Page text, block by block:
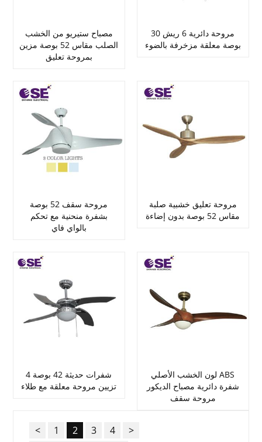
مصباح ستيريو من الخشب
الصلب مقاس 52 بوصة مزين
بمروحة تعليق
مروحة دائرية 6 ريش 30
بوصة معلقة مزخرفة بالضوء
مروحة سقف 52 بوصة
بشفرة منحنية مع تحكم
بالواي فاي
مروحة تعليق خشبية صلبة
مقاس 52 بوصة بدون إضاءة
4 شفرات حديثة 42 بوصة
تزيين مروحة معلقة مع طلاء
لون الخشب الأصلي ABS
شفرة دائرية مصباح الديكور
مروحة سقف
< 1 2 3 4
>